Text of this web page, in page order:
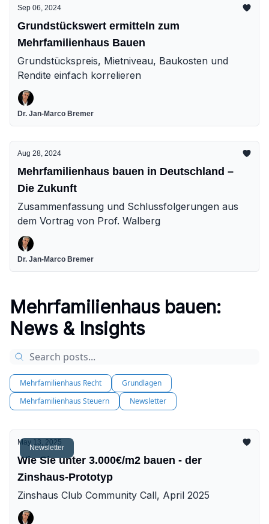
Sep 06, 2024
Grundstückswert ermitteln zum
Mehrfamilienhaus Bauen
Grundstückspreis, Mietniveau, Baukosten und
Rendite einfach korrelieren
Dr. Jan-Marco Bremer
Aug 28, 2024
Mehrfamilienhaus bauen in Deutschland –
Die Zukunft
Zusammenfassung und Schlussfolgerungen aus
dem Vortrag von Prof. Walberg
Dr. Jan-Marco Bremer
Mehrfamilienhaus bauen:
News & Insights
Mehrfamilienhaus Recht
Grundlagen
Mehrfamilienhaus Steuern
Newsletter
Newsletter
May 13, 2025
Wie Sie unter 3.000€/m2 bauen - der
Zinshaus-Prototyp
Zinshaus Club Community Call, April 2025